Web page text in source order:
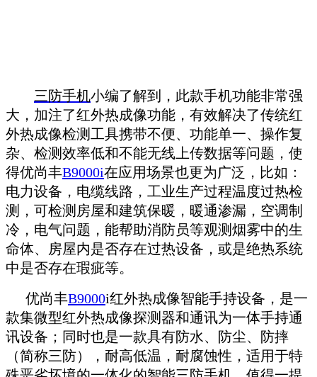
三防手机小编了解到，此款手机功能非常强
大，加注了红外热成像功能，有效解决了传统红
外热成像检测工具携带不便、功能单一、操作复
杂、检测效率低和不能无线上传数据等问题，使
得优尚丰B9000i在应用场景也更为广泛，比如：
电力设备，电缆线路，工业生产过程温度过热检
测，可检测房屋和建筑保暖，暖通渗漏，空调制
冷，电气问题，能帮助消防员等观测烟雾中的生
命体、房屋内是否存在过热设备，或是绝热系统
中是否存在瑕疵等。
优尚丰B9000i红外热成像智能手持设备，是一
款集微型红外热成像探测器和通讯为一体手持通
讯设备；同时也是一款具有防水、防尘、防摔
（简称三防），耐高低温，耐腐蚀性，适用于特